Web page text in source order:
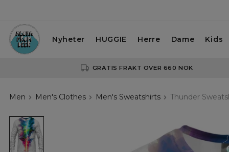
Nyheter HUGGIE Herre Dame Kids
GRATIS FRAKT OVER 660 NOK
Men Men's Clothes Men's Sweatshirts Thunder
Thunder
Sweatshirt